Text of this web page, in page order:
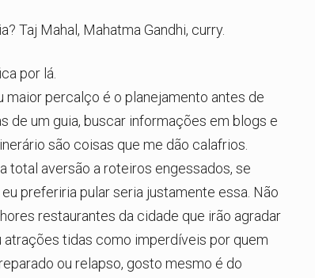
Taj Mahal, Mahatma Gandhi, curry.
por lá.
maior percalço é o planejamento antes de
de um guia, buscar informações em blogs e
são coisas que me dão calafrios.
total aversão a roteiros engessados, se
preferiria pular seria justamente essa. Não
restaurantes da cidade que irão agradar
atrações tidas como imperdíveis por quem
ou relapso, gosto mesmo é do